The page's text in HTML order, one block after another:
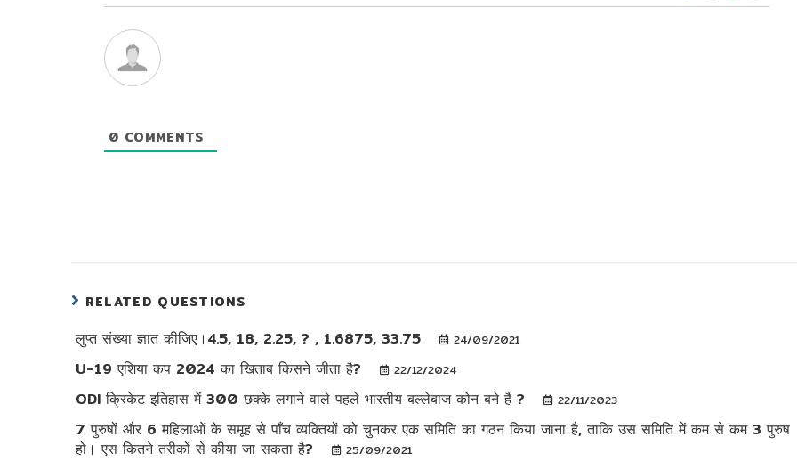
0 COMMENTS
RELATED QUESTIONS
लुप्त संख्या ज्ञात कीजिए।4.5, 18, 2.25, ? , 1.6875, 33.75 24/09/2021
U-19 एशिया कप 2024 का खिताब किसने जीता है? 22/12/2024
ODI क्रिकेट इतिहास में 300 छक्के लगाने वाले पहले भारतीय बल्लेबाज कोन बने है ? 22/11/2023
7 पुरुषों और 6 महिलाओं के समूह से पाँच व्यक्तियों को चुनकर एक समिति का गठन किया जाना है, ताकि उस समिति में कम से कम 3 पुरुष
हो। एस कितने तरीकों से कीया जा सकता है?
25/09/2021